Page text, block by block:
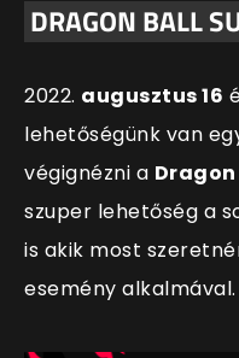
DRAGON BALL
2022. augusztus 16
lehetőségünk van
végignézni a
szuper lehetőség a
is akik most
esemény alkalmával.